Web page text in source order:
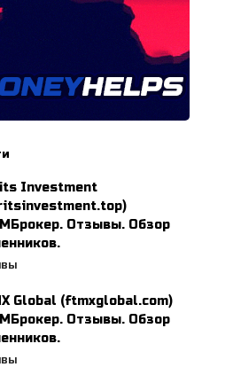
Investment
Отзывы. Обзор
Global (ftmxglobal.com)
Отзывы. Обзор